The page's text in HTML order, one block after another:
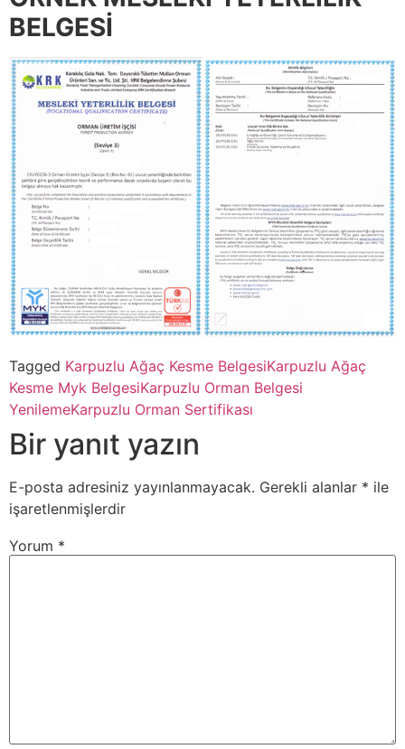
BELGESİ
Tagged Karpuzlu Ağaç Kesme BelgesiKarpuzlu Ağaç
Kesme Myk BelgesiKarpuzlu Orman Belgesi
YenilemeKarpuzlu Orman Sertifikası
Bir yanıt yazın
E-posta adresiniz yayınlanmayacak. Gerekli alanlar * ile
işaretlenmişlerdir
Yorum *